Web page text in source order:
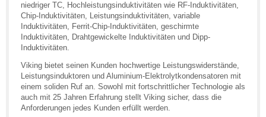
niedriger TC, Hochleistungsinduktivitäten wie RF-Induktivitäten,
Chip-Induktivitäten, Leistungsinduktivitäten, variable
Induktivitäten, Ferrit-Chip-Induktivitäten, geschirmte
Induktivitäten, Drahtgewickelte Induktivitäten und Dipp-
Induktivitäten.
Viking bietet seinen Kunden hochwertige Leistungswiderstände,
Leistungsinduktoren und Aluminium-Elektrolytkondensatoren mit
einem soliden Ruf an. Sowohl mit fortschrittlicher Technologie als
auch mit 25 Jahren Erfahrung stellt Viking sicher, dass die
Anforderungen jedes Kunden erfüllt werden.